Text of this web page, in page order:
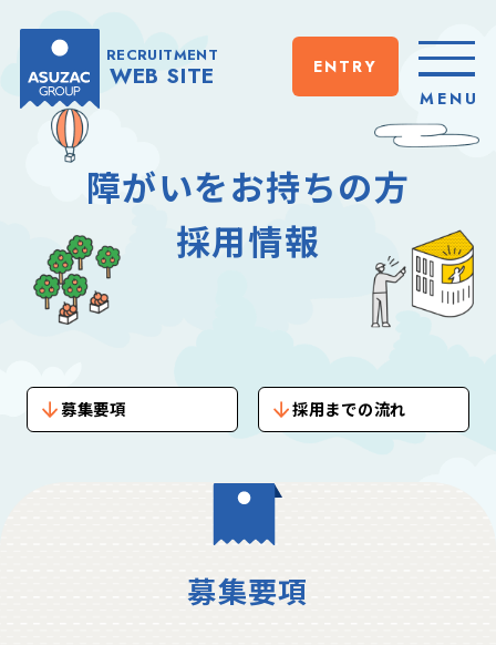
RECRUITMENT
WEB SITE
ENTRY
MENU
CLOSE
障がいをお持ちの方
採用情報
募集要項 採用までの流れ
募集要項